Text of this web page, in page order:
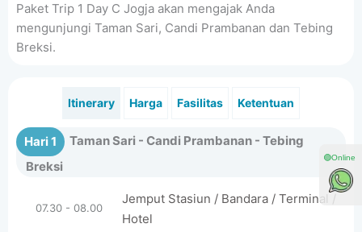
Paket Trip 1 Day C Jogja akan mengajak Anda
mengunjungi Taman Sari, Candi Prambanan dan Tebing
Breksi.
Itinerary Harga Fasilitas Ketentuan
Hari 1
Taman Sari - Candi Prambanan - Tebing
Breksi
07.30 - 08.00
Jemput Stasiun / Bandara / Terminal /
Hotel
🟢Online